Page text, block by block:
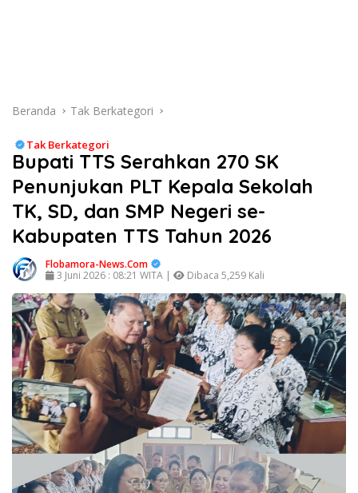
Beranda Tak Berkategori
Tak Berkategori
Bupati TTS Serahkan 270 SK
Penunjukan PLT Kepala Sekolah
TK, SD, dan SMP Negeri se-
Kabupaten TTS Tahun 2026
Flobamora-News.Com
3 Juni 2026 : 08:21 WITA |
Dibaca 5,259 Kali